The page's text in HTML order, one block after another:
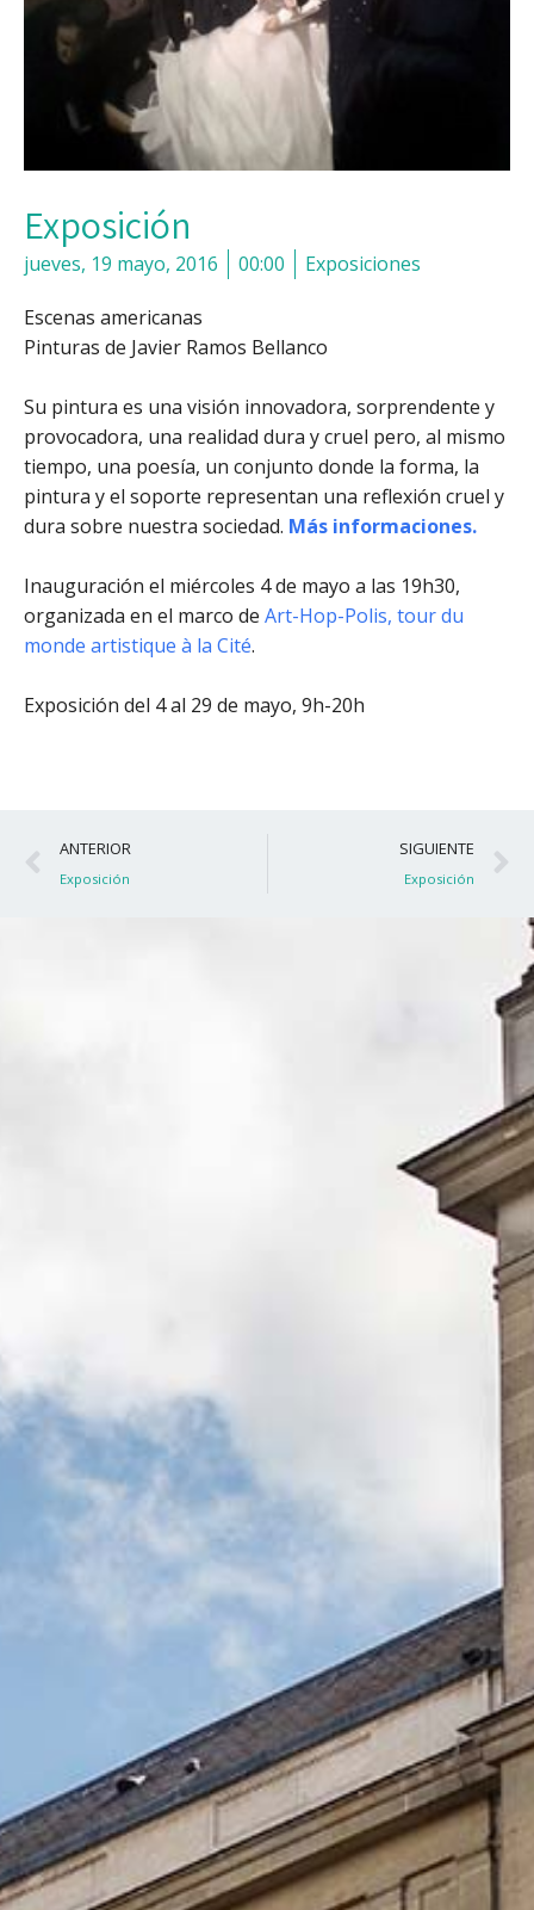
Exposición
jueves, 19 mayo, 2016 00:00 Exposiciones
Escenas americanas
Pinturas de Javier Ramos Bellanco
Su pintura es una visión innovadora, sorprendente y
provocadora, una realidad dura y cruel pero, al mismo
tiempo, una poesía, un conjunto donde la forma, la
pintura y el soporte representan una reflexión cruel y
dura sobre nuestra sociedad. Más informaciones.
Inauguración el miércoles 4 de mayo a las 19h30,
organizada en el marco de Art-Hop-Polis, tour du
monde artistique à la Cité.
Exposición del 4 al 29 de mayo, 9h-20h
Ant
ANTERIOR
Exposición
SIGUIENTE
Exposición